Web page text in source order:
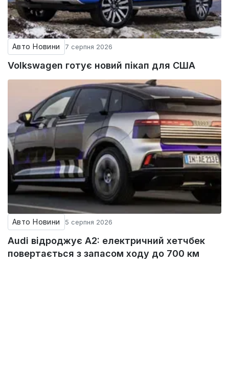
Авто Новини 7 серпня 2026
Volkswagen готує новий пікап для США
Авто Новини 5 серпня 2026
Audi відроджує A2: електричний хетчбек
повертається з запасом ходу до 700 км